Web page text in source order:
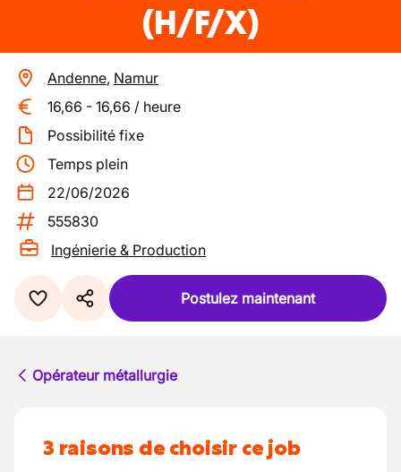
(H/F/X)
Andenne, Namur
16,66 - 16,66 / heure
Possibilité fixe
Temps plein
22/06/2026
555830
Ingénierie & Production
Postulez maintenant
Opérateur métallurgie
3 raisons de choisir ce job